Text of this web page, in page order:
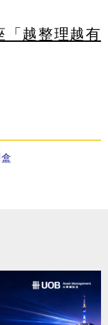
「越整理越有